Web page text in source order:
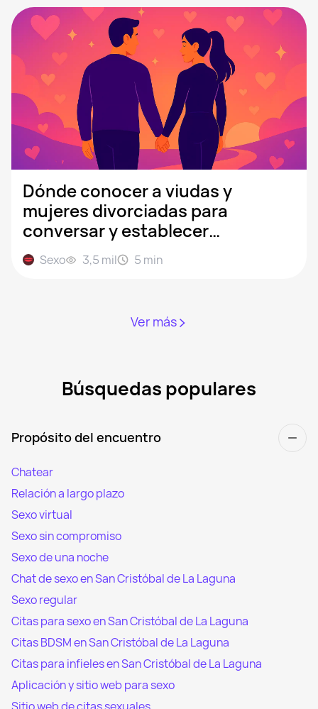
Dónde conocer a viudas y
mujeres divorciadas para
conversar y establecer
relaciones
Sexo 3,5 mil 5 min
Ver más
Búsquedas populares
Propósito del encuentro
Chatear
Relación a largo plazo
Sexo virtual
Sexo sin compromiso
Sexo de una noche
Chat de sexo en San Cristóbal de La Laguna
Sexo regular
Citas para sexo en San Cristóbal de La Laguna
Citas BDSM en San Cristóbal de La Laguna
Citas para infieles en San Cristóbal de La Laguna
Aplicación y sitio web para sexo